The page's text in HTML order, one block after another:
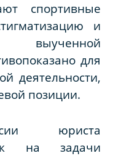
спортивные
и
выученной
для
деятельности,
позиции.
юриста
на задачи